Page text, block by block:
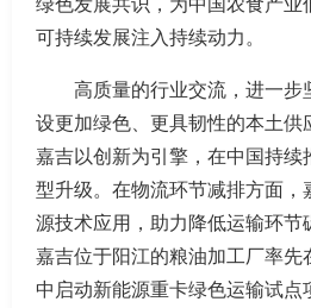
绿色发展共识，为中国农食产业
可持续发展注入持续动力。
高质量的行业交流，进一步
设更加绿色、更具韧性的本土供
嘉吉以创新为引擎，在中国持续
型升级。在物流环节减排方面，
源技术应用，助力降低运输环节
嘉吉位于阳江的粮油加工厂率先
中启动新能源重卡绿色运输试点